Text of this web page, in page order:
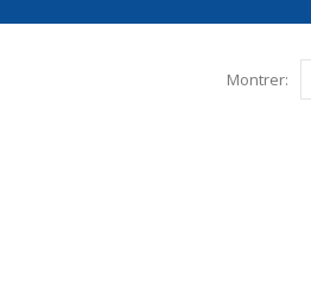
Montrer: